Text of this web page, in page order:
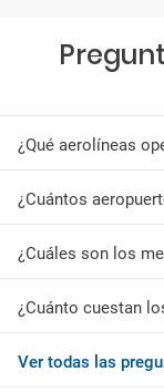
¿Qué aerolíneas
¿Cuántos
¿Cuáles son los
¿Cuánto cuestan
Ver todas las